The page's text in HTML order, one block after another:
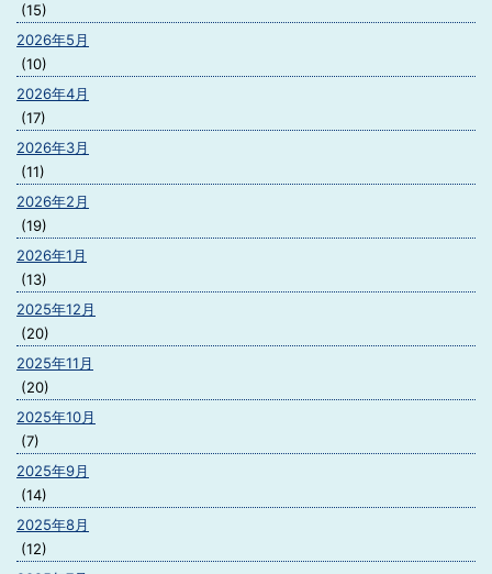
(15)
2026年5月
(10)
2026年4月
(17)
2026年3月
(11)
2026年2月
(19)
2026年1月
(13)
2025年12月
(20)
2025年11月
(20)
2025年10月
(7)
2025年9月
(14)
2025年8月
(12)